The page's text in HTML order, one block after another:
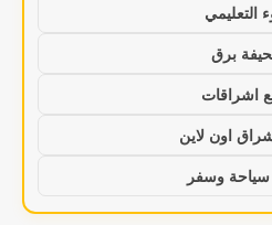
التعليمي
برق
اشراقات
اون لاين
سياحة وسفر